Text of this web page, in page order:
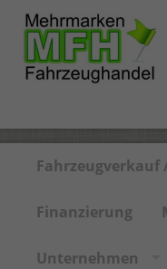
Fahrzeugverkauf
Finanzierung
Unternehmen